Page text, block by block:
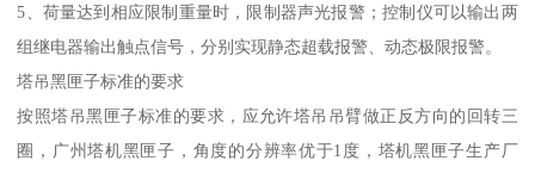
5、荷量达到相应限制重量时，限制器声光报警；控制仪可以输出两
组继电器输出触点信号，分别实现静态超载报警、动态极限报警。
塔吊黑匣子标准的要求
按照塔吊黑匣子标准的要求，应允许塔吊吊臂做正反方向的回转三
圈，广州塔机黑匣子，角度的分辨率优于1度，塔机黑匣子生产厂